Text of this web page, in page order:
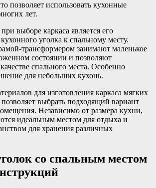
позволяет использовать кухонные
лет.
выборе каркаса является его
уголка к спальному месту.
трансформером занимают маленькое
состоянии и позволяют
спального места. Особенно
для небольших кухонь.
для изготовления каркаса мягких
выбрать подходящий вариант
Независимо от размера кухни,
идеальным местом для отдыха и
для хранения различных
со спальным местом